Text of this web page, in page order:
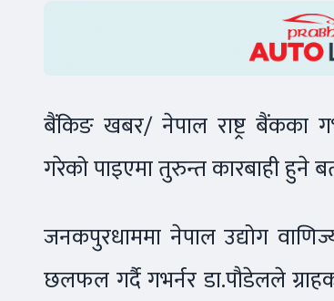
बैंकिङ खबर/ नेपाल राष्ट्र बैंकका
गरेको पाइएमा तुरुन्त कारबाही हुने
जनकपुरधाममा नेपाल उद्योग
छलफल गर्दै गभर्नर डा.पौडेलले